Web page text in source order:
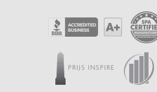
PRIJS INSPIRE